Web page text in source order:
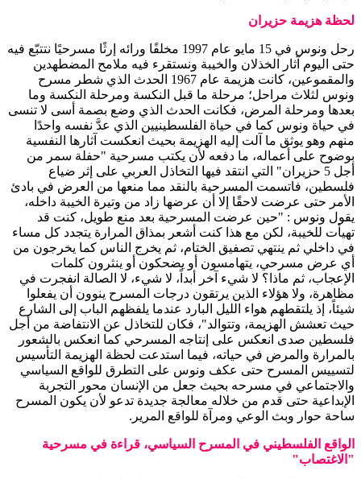
لحظة هزيمة حزيران
رحل ونوس في 15 مايو عام 1997 مخلفًا ورائه إرثًا مسرحيًا نتتبّع فيه
حتى اليوم آثار الخذلان والخيبة ونستقرء فيه ملامح المضطهدين
والمقموعين، كانت هزيمة عام 1967 الحدث الذي شطر مسرح
ونوس لثلاث مراحل؛ مرحلة ما قبل النكسة ومرحلة النكسة وما
بعدها ومرحلة المرض، فكانت الحدث الذي وضع بصمة أسى لا تنسى
في حياة ونوس كما في حياة الفلسطينيين الذي عدَّ نفسه واحدًا
منهم وهو يوثق ما آلت إليه الهزيمة بحيث انعكست آثارها النفسية
بوضوح على أعماله، ما دفعه لأن يكتب مسرحية "حفلة سمر من
أجل 5 حزيران" التي انتقد فيها التخاذل العربي على إثر ضياع
فلسطين، فاتسمت المسرحية بالنقد مما منعها من العرض في بادئ
الأمر حتى عرضت لاحقًا إلا أن عرضها زاد من وتيرة الخيبة داخله،
يقول ونوس : "حين عرضت المسرحية بعد منع طويل، كنت قد
تهيأت للخيبة، لكن مع هذا كنت أشعر بمذاق المرارة يتجدد كل مساء
في داخلي ثم ينتهي تصفيق الختام، ثم يخرج الناس كما يخرجون من
أي عرض مسرحي، يتهامسون أو يضحكون أو ينثرون كلمات
الإعجاب، ثم ماذا؟ لا شيء آخر أبداً، لا شيء، لا الصالة انفجرت في
مظاهرة، ولا هؤلاء الذين يرتقون درجات المسرح ينوون أن يفعلوا
شيئاً، إذ يلتقطهم هواء الليل البارد عندما يلفظهم الباب إلى الشارع
حيث تعشش الهزيمة، وتتوالد"، فكان للتخاذل عن الانتفاضة من أجل
فلسطين صدى انعكس على إنتاجه المسرحي كما انعكس بالشعور
بالمرارة والمرض في حياته، فيما استدعت لحظة الهزيمة التأسيس
لتسييس المسرح حتى عكف ونوس على التطرق للواقع السياسي
والاجتماعي في مسرحه بحيث جعل من الإنسان محور التجربة
الإبداعية حتى قدم من خلاله معالجة جديدة تدعو لأن يكون المسرح
ساحة حوار وبث الوعي ومرآة للواقع المرير.
الواقع الفلسطيني في المسرح السياسي، قراءة في مسرحية
"الاغتصاب"